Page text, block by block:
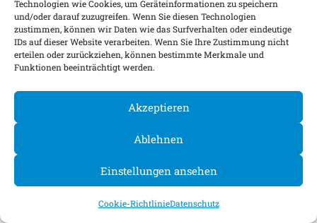
Technologien wie Cookies, um Geräteinformationen zu speichern
und/oder darauf zuzugreifen. Wenn Sie diesen Technologien
zustimmen, können wir Daten wie das Surfverhalten oder eindeutige
IDs auf dieser Website verarbeiten. Wenn Sie Ihre Zustimmung nicht
erteilen oder zurückziehen, können bestimmte Merkmale und
Funktionen beeinträchtigt werden.
Akzeptieren
Ablehnen
Einstellungen ansehen
Cookie-RichtlinieDatenschutz